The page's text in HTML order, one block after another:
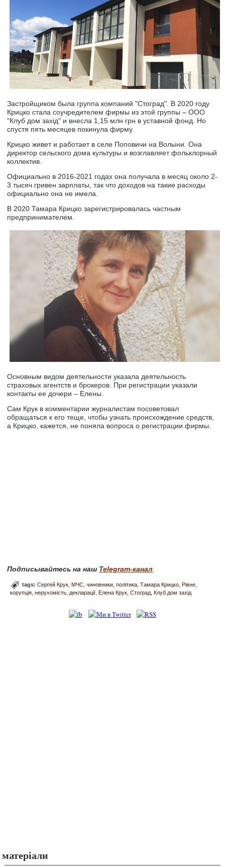
Застройщиком была группа компаний "Стоград". В 2020 году
Крицко стала соучредителем фирмы из этой группы – ООО
"Клуб дом захід" и внесла 1,15 млн грн в уставной фонд. Но
спустя пять месяцев покинула фирму.
Крицко живет и работает в селе Поповичи на Волыни. Она
директор сельского дома культуры и возглавляет фольклорный
коллектив.
Официально в 2016-2021 годах она получала в месяц около 2-
3 тысяч гривен зарплаты, так что доходов на такие расходы
официально она не имела.
В 2020 Тамара Крицко зарегистрировалась частным
предпринимателем.
Основным видом деятельности указала деятельность
страховых агентств и брокеров. При регистрации указали
контакты ее дочери – Елены.
Сам Крук в комментарии журналистам посоветовал
обращаться к его теще, чтобы узнать происхождение средств,
а Крицко, кажется, не поняла вопроса о регистрации фирмы.
Подписывайтесь на наш Telegram-канал
tags:Сергей Крук МЧС чиновники політика Тамара Крицко Рівне
корупція нерухомість декларації Елена Крук Стоград Клуб дом захід
матеріали